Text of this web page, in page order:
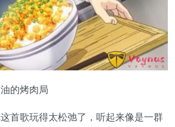
的烤肉局
首歌玩得太松弛了，听起来像是一群